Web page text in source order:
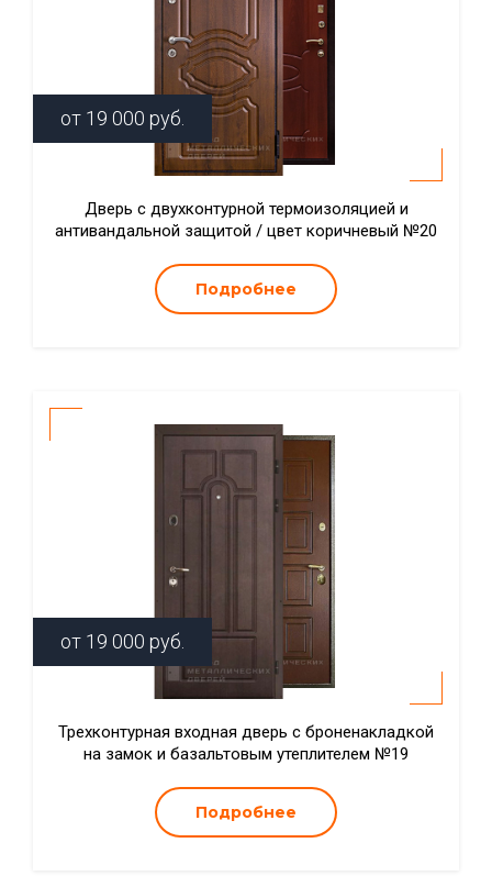
от 19 000 руб.
Дверь с двухконтурной термоизоляцией и
антивандальной защитой / цвет коричневый №20
Подробнее
от 19 000 руб.
Трехконтурная входная дверь с броненакладкой
на замок и базальтовым утеплителем №19
Подробнее